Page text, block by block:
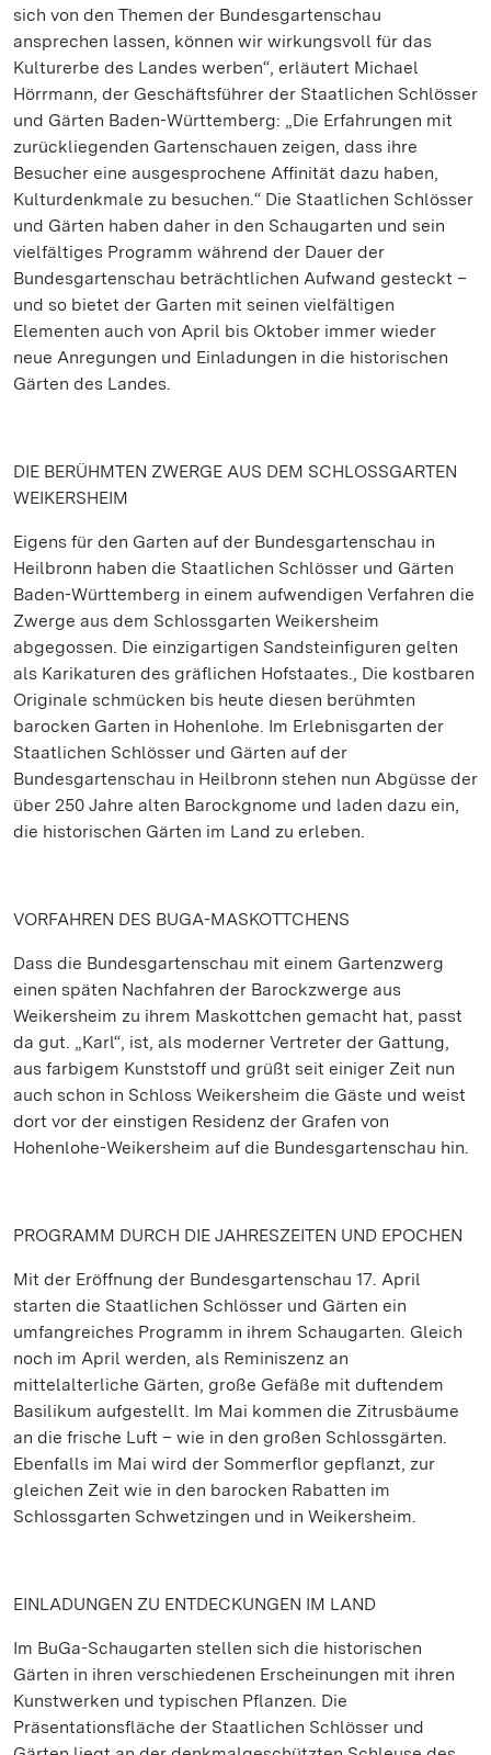
sich von den Themen der Bundesgartenschau
ansprechen lassen, können wir wirkungsvoll für das
Kulturerbe des Landes werben“, erläutert Michael
Hörrmann, der Geschäftsführer der Staatlichen Schlösser
und Gärten Baden-Württemberg: „Die Erfahrungen mit
zurückliegenden Gartenschauen zeigen, dass ihre
Besucher eine ausgesprochene Affinität dazu haben,
Kulturdenkmale zu besuchen.“ Die Staatlichen Schlösser
und Gärten haben daher in den Schaugarten und sein
vielfältiges Programm während der Dauer der
Bundesgartenschau beträchtlichen Aufwand gesteckt –
und so bietet der Garten mit seinen vielfältigen
Elementen auch von April bis Oktober immer wieder
neue Anregungen und Einladungen in die historischen
Gärten des Landes.
DIE BERÜHMTEN ZWERGE AUS DEM SCHLOSSGARTEN
WEIKERSHEIM
Eigens für den Garten auf der Bundesgartenschau in
Heilbronn haben die Staatlichen Schlösser und Gärten
Baden-Württemberg in einem aufwendigen Verfahren die
Zwerge aus dem Schlossgarten Weikersheim
abgegossen. Die einzigartigen Sandsteinfiguren gelten
als Karikaturen des gräflichen Hofstaates., Die kostbaren
Originale schmücken bis heute diesen berühmten
barocken Garten in Hohenlohe. Im Erlebnisgarten der
Staatlichen Schlösser und Gärten auf der
Bundesgartenschau in Heilbronn stehen nun Abgüsse der
über 250 Jahre alten Barockgnome und laden dazu ein,
die historischen Gärten im Land zu erleben.
VORFAHREN DES BUGA-MASKOTTCHENS
Dass die Bundesgartenschau mit einem Gartenzwerg
einen späten Nachfahren der Barockzwerge aus
Weikersheim zu ihrem Maskottchen gemacht hat, passt
da gut. „Karl“, ist, als moderner Vertreter der Gattung,
aus farbigem Kunststoff und grüßt seit einiger Zeit nun
auch schon in Schloss Weikersheim die Gäste und weist
dort vor der einstigen Residenz der Grafen von
Hohenlohe-Weikersheim auf die Bundesgartenschau hin.
PROGRAMM DURCH DIE JAHRESZEITEN UND EPOCHEN
Mit der Eröffnung der Bundesgartenschau 17. April
starten die Staatlichen Schlösser und Gärten ein
umfangreiches Programm in ihrem Schaugarten. Gleich
noch im April werden, als Reminiszenz an
mittelalterliche Gärten, große Gefäße mit duftendem
Basilikum aufgestellt. Im Mai kommen die Zitrusbäume
an die frische Luft – wie in den großen Schlossgärten.
Ebenfalls im Mai wird der Sommerflor gepflanzt, zur
gleichen Zeit wie in den barocken Rabatten im
Schlossgarten Schwetzingen und in Weikersheim.
EINLADUNGEN ZU ENTDECKUNGEN IM LAND
Im BuGa-Schaugarten stellen sich die historischen
Gärten in ihren verschiedenen Erscheinungen mit ihren
Kunstwerken und typischen Pflanzen. Die
Präsentationsfläche der Staatlichen Schlösser und